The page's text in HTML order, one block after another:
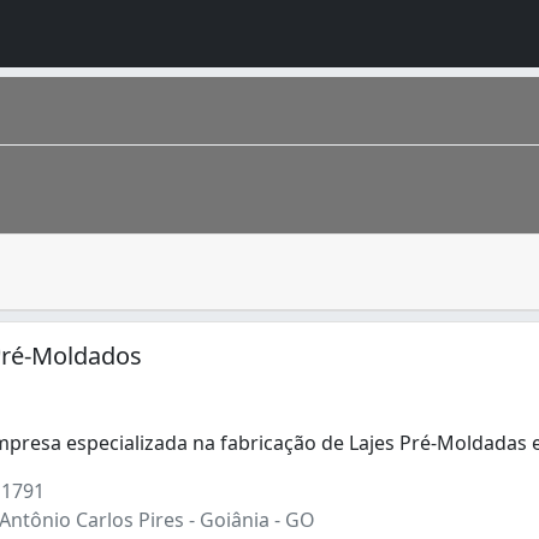
estimada em 1 448 639 de habitantes segundo IBGE
Moldados
especializada na fabricação de Lajes Pré-Moldadas
especializada na fabricação de Lajes Pré-
Carlos Pires - Goiânia - GO